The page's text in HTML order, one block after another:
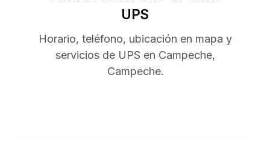
UPS
Horario, teléfono, ubicación en mapa y
servicios de UPS en Campeche,
Campeche.